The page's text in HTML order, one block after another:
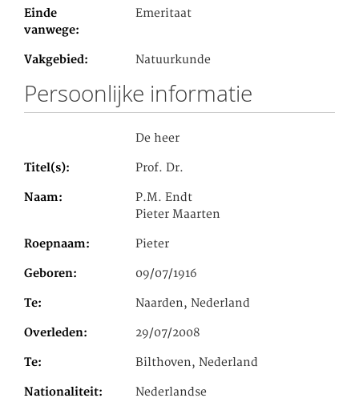
Einde
vanwege
Emeritaat
Vakgebied Natuurkunde
Persoonlijke informatie
De heer
Titel(s) Prof. Dr.
Naam
P.M. Endt
Pieter Maarten
Roepnaam Pieter
Geboren 09/07/1916
Te Naarden, Nederland
Overleden 29/07/2008
Te Bilthoven, Nederland
Nationaliteit Nederlandse